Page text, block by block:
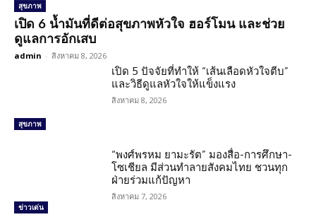
สุขภาพ
เปิด 6 น้ำมันที่ดีต่อสุขภาพหัวใจ ฮอร์โมน และช่วย
ดูแลการอักเสบ
admin - สิงหาคม 8, 2026
สุขภาพ
เปิด 5 ปัจจัยที่ทำให้ “เส้นเลือดหัวใจตีบ”
และวิธีดูแลหัวใจให้แข็งแรง
สิงหาคม 8, 2026
ข่าวเด่น
“พงศ์พรหม ยามะรัต” มองสื่อ-การศึกษา-
โซเชียล มีส่วนทำลายสังคมไทย ชวนทุก
ฝ่ายร่วมแก้ปัญหา
สิงหาคม 7, 2026